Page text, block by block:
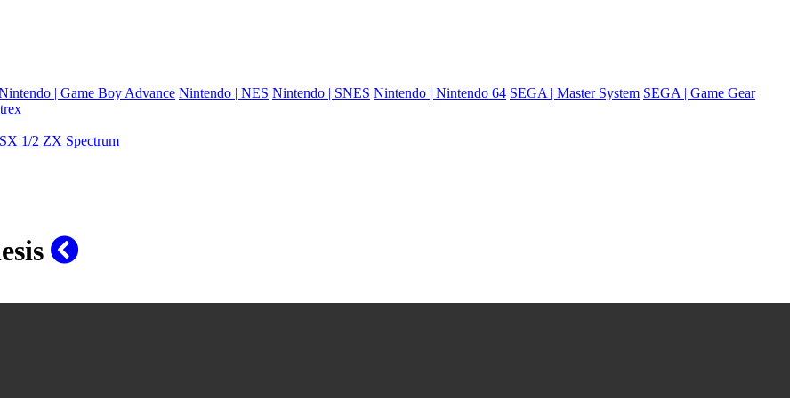
| Game Boy Advance Nintendo | NES Nintendo | SNES Nintendo | Nintendo 64 SEGA | Master System SEGA | Game Gear
1/2 ZX Spectrum